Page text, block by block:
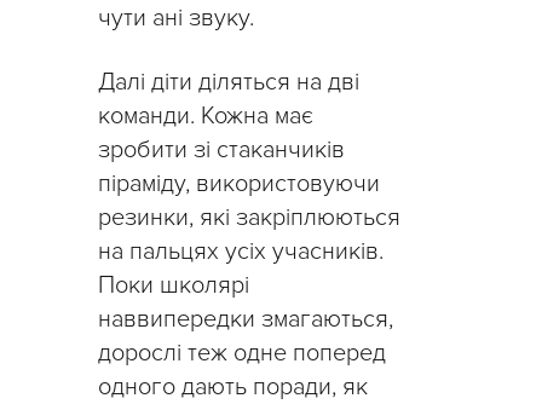
чути ані звуку.
Далі діти діляться на дві
команди. Кожна має
зробити зі стаканчиків
піраміду, використовуючи
резинки, які закріплюються
на пальцях усіх учасників.
Поки школярі
наввипередки змагаються,
дорослі теж одне поперед
одного дають поради, як